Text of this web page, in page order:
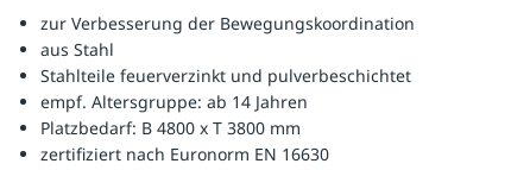
zur Verbesserung der Bewegungskoordination
aus Stahl
Stahlteile feuerverzinkt und pulverbeschichtet
empf. Altersgruppe: ab 14 Jahren
Platzbedarf: B 4800 x T 3800 mm
zertifiziert nach Euronorm EN 16630